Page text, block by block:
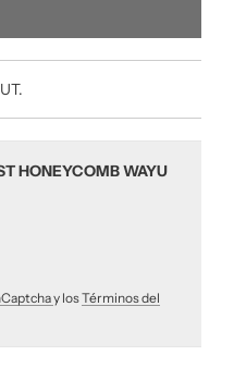
HONEYCOMB WAYU
y losTérminos del